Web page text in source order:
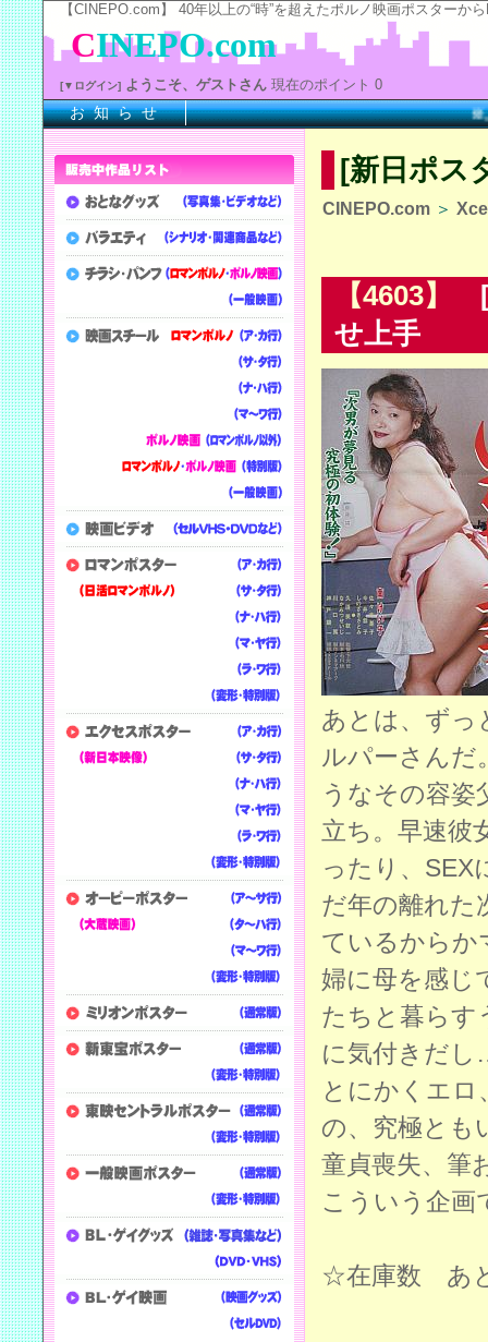
【CINEPO.com】 40年以上の“時”を超えたポルノ映画ポスター
[新日ポス
CINEPO.com ＞
【4603】
[
せ上手
あとは、ずっ
ルパーさんだ
うなその容姿
立ち。早速彼
ったり、SEX
だ年の離れた
ているからか
婦に母を感じ
たちと暮らす
に気付きだ
とにかくエロ
の、究極とも
童貞喪失、筆
こういう企画
☆在庫数 あ
※上記
CINEPO.com
[▼ログイン] ようこそ、ゲストさん 現在のポイント 0
お 知 ら せ